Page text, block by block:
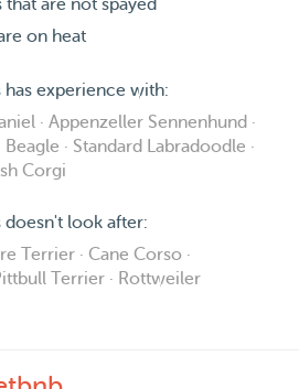
are not spayed
on heat
has experience with:
· Appenzeller Sennenhund ·
· Standard Labradoodle ·
Corgi
doesn't look after:
Terrier · Cane Corso ·
Terrier · Rottweiler